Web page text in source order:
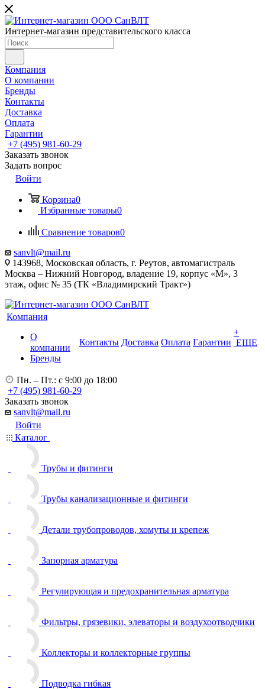
Интернет-магазин представительского класса
Компания
О компании
Бренды
Контакты
Доставка
Оплата
Гарантии
+7 (495) 981-60-29
Заказать звонок
Задать вопрос
Войти
Корзина0
Избранные товары0
Сравнение товаров0
sanvlt@mail.ru
143968, Московская область, г. Реутов, автомагистраль
Москва – Нижний Новгород, владение 19, корпус «М», 3
этаж, офис № 35 (ТК «Владимирский Тракт»)
Компания
О
компании
Бренды
Контакты Доставка Оплата Гарантии
+
ЕЩЕ
Пн. – Пт.: с 9:00 до 18:00
+7 (495) 981-60-29
Заказать звонок
sanvlt@mail.ru
Войти
Каталог
Трубы и фитинги
Трубы канализационные и фитинги
Детали трубопроводов, хомуты и крепеж
Запорная арматура
Регулирующая и предохранительная арматура
Фильтры, грязевики, элеваторы и воздухоотводчики
Коллекторы и коллекторные группы
Подводка гибкая